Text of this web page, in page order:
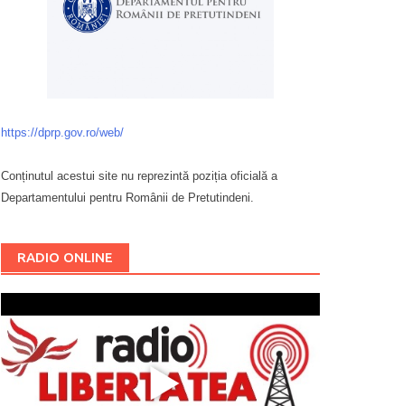
https://dprp.gov.ro/web/
Conținutul acestui site nu reprezintă poziția oficială a
Departamentului pentru Românii de Pretutindeni.
RADIO ONLINE